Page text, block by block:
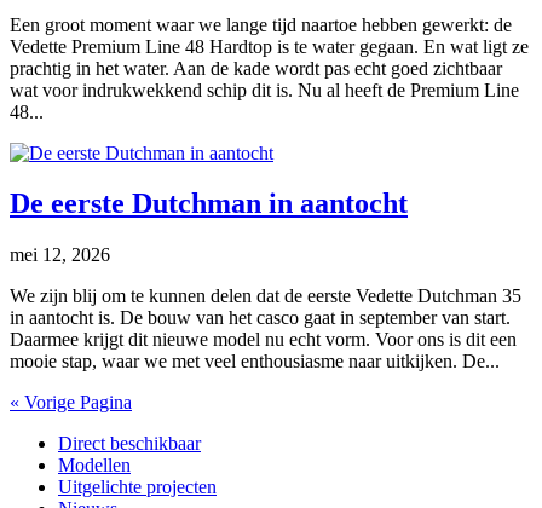
Een groot moment waar we lange tijd naartoe hebben gewerkt: de
Vedette Premium Line 48 Hardtop is te water gegaan. En wat ligt ze
prachtig in het water. Aan de kade wordt pas echt goed zichtbaar
wat voor indrukwekkend schip dit is. Nu al heeft de Premium Line
48...
De eerste Dutchman in aantocht
mei 12, 2026
We zijn blij om te kunnen delen dat de eerste Vedette Dutchman 35
in aantocht is. De bouw van het casco gaat in september van start.
Daarmee krijgt dit nieuwe model nu echt vorm. Voor ons is dit een
mooie stap, waar we met veel enthousiasme naar uitkijken. De...
« Vorige Pagina
Direct beschikbaar
Modellen
Uitgelichte projecten